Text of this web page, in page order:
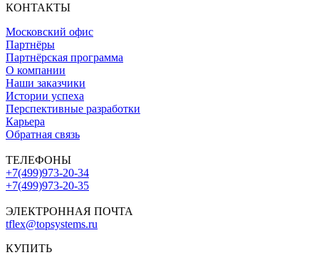
КОНТАКТЫ
Московский офис
Партнёры
Партнёрская программа
О компании
Наши заказчики
Истории успеха
Перспективные разработки
Карьера
Обратная связь
ТЕЛЕФОНЫ
+7(499)973-20-34
+7(499)973-20-35
ЭЛЕКТРОННАЯ ПОЧТА
tflex@topsystems.ru
КУПИТЬ